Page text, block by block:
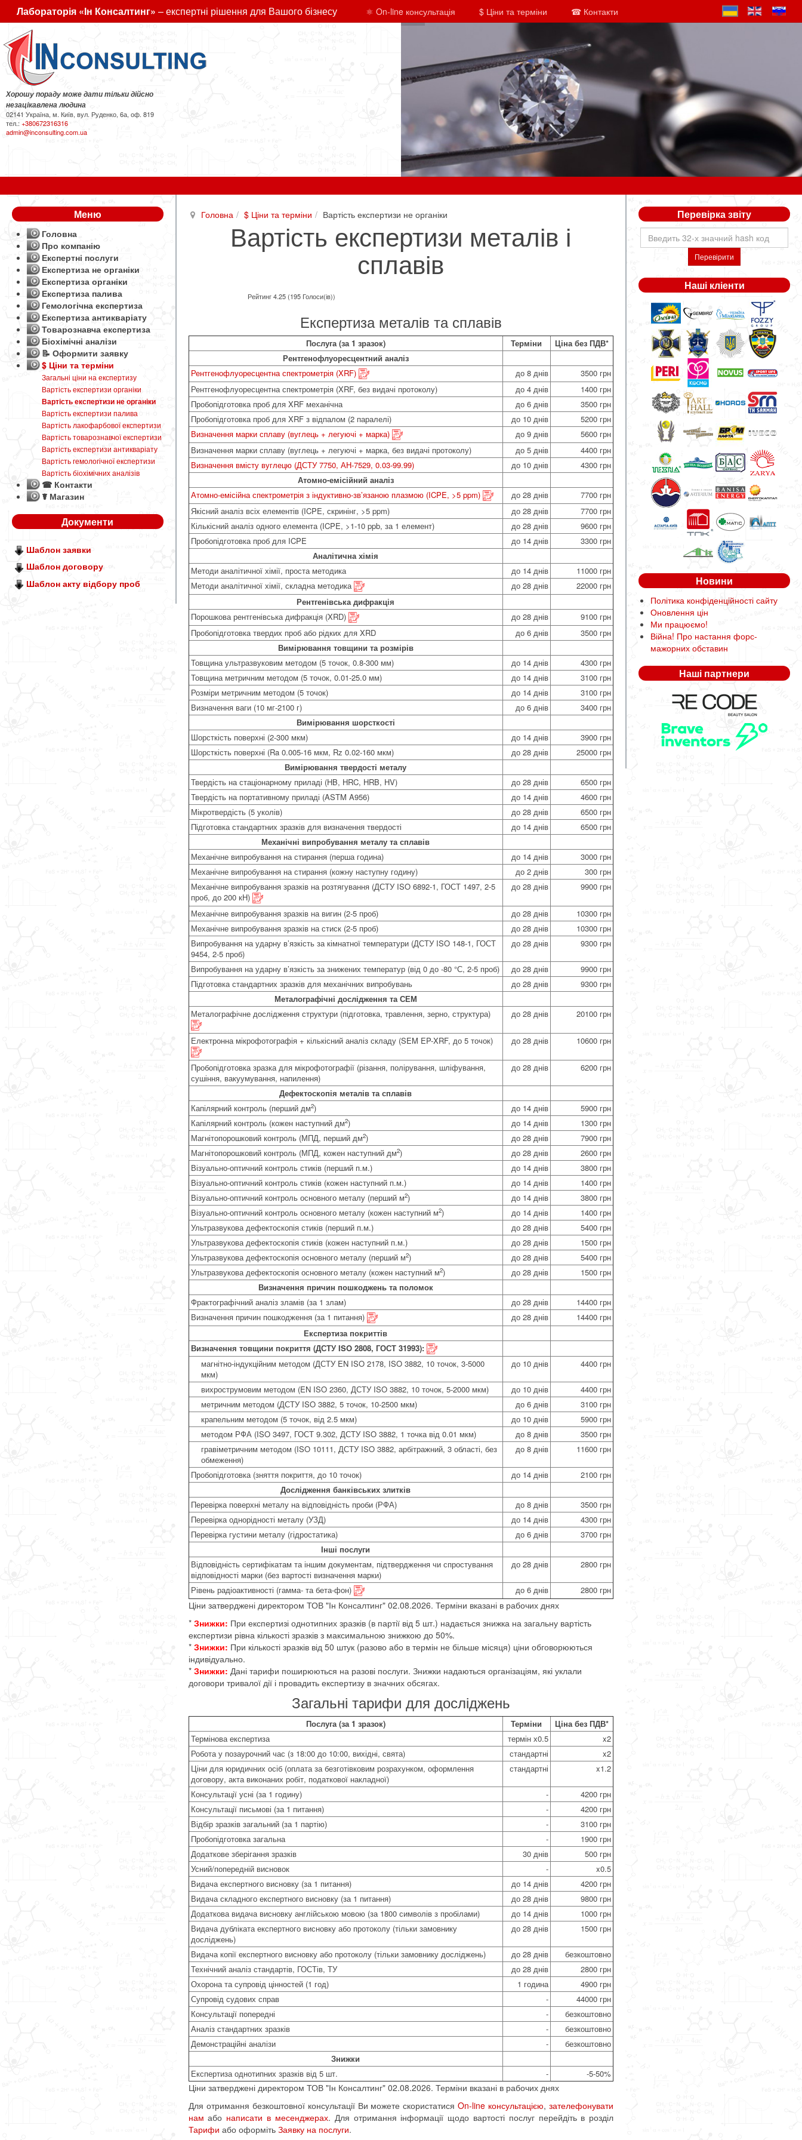
Лабораторія «Ін Консалтинг» – експертні рішення для Вашого бізнесу ⚛ On-line консультація $ Ціни та терміни ☎ Контакти
Хорошу пораду може дати тільки дійсно
незацікавлена людина
02141 Україна, м. Київ, вул. Руденко, 6а, оф. 819
тел.:+380672316316
admin@inconsulting.com.ua
Головна $ Ціни та терміни Вартість експертизи не органіки
Вартість експертизи металів і
сплавів
Рейтинг 4.25 (195 Голоси(ів))
Експертиза металів та сплавів
Послуга (за 1 зразок) Терміни
Ціна без ПДВ*
Рентгенофлуоресцентний аналіз
Рентгенофлуоресцентна спектрометрія (XRF)
до 8 днів
3500 грн
Рентгенофлуоресцентна спектрометрія (XRF, без видачі протоколу)
до 4 днів
1400 грн
Пробопідготовка проб для XRF механічна
до 6 днів
3500 грн
Пробопідготовка проб для XRF з відпалом (2 паралелі)
до 10 днів
5200 грн
Визначення марки сплаву (вуглець + легуючі + марка)
до 9 днів
5600 грн
Визначення марки сплаву (вуглець + легуючі + марка, без видачі протоколу)
до 5 днів
4400 грн
Визначення вмісту вуглецю (ДСТУ 7750, АН-7529, 0.03-99.99)
до 10 днів
4300 грн
Атомно-емісійний аналіз
Атомно-емісійна спектрометрія з індуктивно-зв’язаною плазмою (ICPE, >5 ppm)
до 28 днів
7700 грн
Якісний аналіз всіх елементів (ICPE, скринінг, >5 ppm)
до 28 днів
7700 грн
Кількісний аналіз одного елемента (ICPE, >1-10 ppb, за 1 елемент)
до 28 днів
9600 грн
Пробопідготовка проб для ICPE
до 14 днів
3300 грн
Аналітична хімія
Методи аналітичної хімії, проста методика
до 14 днів
11000 грн
Методи аналітичної хімії, складна методика
до 28 днів
22000 грн
Рентгенівська дифракція
Порошкова рентгенівська дифракція (XRD)
до 28 днів
9100 грн
Пробопідготовка твердих проб або рідких для XRD
до 6 днів
3500 грн
Вимірювання товщини та розмірів
Товщина ультразвуковим методом (5 точок, 0.8-300 мм)
до 14 днів
4300 грн
Товщина метричним методом (5 точок, 0.01-25.0 мм)
до 14 днів
3100 грн
Розміри метричним методом (5 точок)
до 14 днів
3100 грн
Визначення ваги (10 мг-2100 г)
до 6 днів
3400 грн
Вимірювання шорсткості
Шорсткість поверхні (2-300 мкм)
до 14 днів
3900 грн
Шорсткість поверхні (Ra 0.005-16 мкм, Rz 0.02-160 мкм)
до 28 днів
25000 грн
Вимірювання твердості металу
Твердість на стаціонарному приладі (HB, HRC, HRB, HV)
до 28 днів
6500 грн
Твердість на портативному приладі (ASTM A956)
до 14 днів
4600 грн
Мікротвердість (5 уколів)
до 28 днів
6500 грн
Підготовка стандартних зразків для визначення твердості
до 14 днів
6500 грн
Механічні випробування металу та сплавів
Механічне випробування на стирання (перша година)
до 14 днів
3000 грн
Механічне випробування на стирання (кожну наступну годину)
до 2 днів
300 грн
Механічне випробування зразків на розтягування (ДСТУ ISO 6892-1, ГОСТ 1497, 2-5
проб, до 200 кН)
до 28 днів 9900 грн
Механічне випробування зразків на вигин (2-5 проб) до 28 днів
10300 грн
Механічне випробування зразків на стиск (2-5 проб)
до 28 днів
10300 грн
Випробування на ударну в’язкість за кімнатної температури (ДСТУ ISO 148-1, ГОСТ
9454, 2-5 проб)
до 28 днів 9300 грн
Випробування на ударну в’язкість за знижених температур (від 0 до -80 °С, 2-5 проб) до 28 днів
9900 грн
Підготовка стандартних зразків для механічних випробувань
до 28 днів
9300 грн
Металографічні дослідження та СЕМ
Металографічне дослідження структури (підготовка, травлення, зерно, структура)
до 28 днів 20100 грн
Електронна мікрофотографія + кількісний аналіз складу (SEM EP-XRF, до 5 точок) до 28 днів 10600 грн
Пробопідготовка зразка для мікрофотографії (різання, полірування, шліфування,
сушіння, вакуумування, напилення)
до 28 днів 6200 грн
Дефектоскопія металів та сплавів
Капілярний контроль (перший дм2) до 14 днів
5900 грн
Капілярний контроль (кожен наступний дм2) до 14 днів
1300 грн
Магнітопорошковий контроль (МПД, перший дм2) до 28 днів
7900 грн
Магнітопорошковий контроль (МПД, кожен наступний дм2) до 28 днів
2600 грн
Візуально-оптичний контроль стиків (перший п.м.)
до 14 днів
3800 грн
Візуально-оптичний контроль стиків (кожен наступний п.м.)
до 14 днів
1400 грн
Візуально-оптичний контроль основного металу (перший м2) до 14 днів
3800 грн
Візуально-оптичний контроль основного металу (кожен наступний м2) до 14 днів
1400 грн
Ультразвукова дефектоскопія стиків (перший п.м.)
до 28 днів
5400 грн
Ультразвукова дефектоскопія стиків (кожен наступний п.м.)
до 28 днів
1500 грн
Ультразвукова дефектоскопія основного металу (перший м2) до 28 днів
5400 грн
Ультразвукова дефектоскопія основного металу (кожен наступний м2) до 28 днів
1500 грн
Визначення причин пошкоджень та поломок
Фрактографічний аналіз зламів (за 1 злам)
до 28 днів
14400 грн
Визначення причин пошкодження (за 1 питання)
до 28 днів
14400 грн
Експертиза покриттів
Визначення товщини покриття (ДСТУ ISO 2808, ГОСТ 31993):
магнітно-індукційним методом (ДСТУ EN ISO 2178, ISO 3882, 10 точок, 3-5000
мкм)
до 10 днів 4400 грн
вихрострумовим методом (EN ISO 2360, ДСТУ ISO 3882, 10 точок, 5-2000 мкм) до 10 днів
4400 грн
метричним методом (ДСТУ ISO 3882, 5 точок, 10-2500 мкм)
до 6 днів
3100 грн
крапельним методом (5 точок, від 2.5 мкм)
до 10 днів
5900 грн
методом РФА (ISO 3497, ГОСТ 9.302, ДСТУ ISO 3882, 1 точка від 0.01 мкм)
до 8 днів
3500 грн
гравіметричним методом (ISO 10111, ДСТУ ISO 3882, арбітражний, 3 області, без
обмеження)
до 8 днів 11600 грн
Пробопідготовка (зняття покриття, до 10 точок) до 14 днів
2100 грн
Дослідження банківських злитків
Перевірка поверхні металу на відповідність проби (РФА)
до 8 днів
3500 грн
Перевірка однорідності металу (УЗД)
до 14 днів
4300 грн
Перевірка густини металу (гідростатика)
до 6 днів
3700 грн
Інші послуги
Відповідність сертифікатам та іншим документам, підтвердження чи спростування
відповідності марки (без вартості визначення марки)
до 28 днів 2800 грн
Рівень радіоактивності (гамма- та бета-фон) до 6 днів 2800 грн
Ціни затверджені директором ТОВ "Ін Консалтинг" 02.08.2026. Терміни вказані в рабочих днях
* Знижки: При експертизі однотипних зразків (в партії від 5 шт.) надається знижка на загальну вартість
експертизи рівна кількості зразків з максимальною знижкою до 50%.
* Знижки: При кількості зразків від 50 штук (разово або в термін не більше місяця) ціни обговорюються
індивідуально.
* Знижки: Дані тарифи поширюються на разові послуги. Знижки надаються організаціям, які уклали
договори тривалої дії і провадить експертизу в значних обсягах.
Загальні тарифи для досліджень
Послуга (за 1 зразок) Терміни
Ціна без ПДВ*
Термінова експертиза
термін х0.5
x2
Робота у позаурочний час (з 18:00 до 10:00, вихідні, свята)
стандартні
x2
Ціни для юридичних осіб (оплата за безготівковим розрахунком, оформлення
договору, акта виконаних робіт, податкової накладної)
стандартні x1.2
Консультації усні (за 1 годину) -
4200 грн
Консультації письмові (за 1 питання)
-
4200 грн
Відбір зразків загальний (за 1 партію)
-
3100 грн
Пробопідготовка загальна
-
1900 грн
Додаткове зберігання зразків
30 днів
500 грн
Усний/попередній висновок
-
x0.5
Видача експертного висновку (за 1 питання)
до 14 днів
4200 грн
Видача складного експертного висновку (за 1 питання)
до 28 днів
9800 грн
Додаткова видача висновку англійською мовою (за 1800 символів з пробілами)
до 14 днів
1000 грн
Видача дубліката експертного висновку або протоколу (тільки замовнику
досліджень)
до 28 днів 1500 грн
Видача копії експертного висновку або протоколу (тільки замовнику досліджень) до 28 днів
безкоштовно
Технічний аналіз стандартів, ГОСТів, ТУ
до 28 днів
2800 грн
Охорона та супровід цінностей (1 год)
1 година
4900 грн
Супровід судових справ
-
44000 грн
Консультації попередні
-
безкоштовно
Аналіз стандартних зразків
-
безкоштовно
Демонстраційні аналізи
-
безкоштовно
Знижки
Експертиза однотипних зразків від 5 шт.
- -5-50%
Ціни затверджені директором ТОВ "Ін Консалтинг" 02.08.2026. Терміни вказані в рабочих днях
Для отримання безкоштовної консультації Ви можете скористатисяOn-line консультацією,зателефонувати
нам або написати в месенджерах. Для отримання інформації щодо вартості послуг перейдіть в розділ
Тарифи або оформіть Заявку на послуги.
Меню
Головна
Про компанію
Експертні послуги
Експертиза не органіки
Експертиза органіки
Експертиза палива
Гемологічна експертиза
Експертиза антикваріату
Товарознавча експертиза
Біохімічні аналізи
📝 Оформити заявку
$ Ціни та терміни
Загальні ціни на експертизу
Вартість експертизи органіки
Вартість експертизи не органіки
Вартість експертизи палива
Вартість лакофарбової експертизи
Вартість товарознавчої експертизи
Вартість експертизи антикваріату
Вартість гемологічної експертизи
Вартість біохімічних аналізів
☎ Контакти
☤ Магазин
Документи
Шаблон заявки
Шаблон договору
Шаблон акту відбору проб
Перевірка звіту
Перевірити
Наші кліенти
Новини
Політика конфіденційності сайту
Оновлення цін
Ми працюємо!
Війна! Про настання форс-
мажорних обставин
Наші партнери